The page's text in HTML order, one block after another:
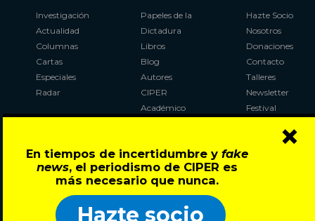
En tiempos de incertidumbre y fake
news, el periodismo de CIPER es
más necesario que nunca.
Hazte socio
×
Investigación
Actualidad
Columnas
Cartas
Especiales
Radar
Papeles de la
Dictadura
Libros
Blog
Autores
CIPER
Académico
Al Plebiscito
con CIPER
Hazte Socio
Nosotros
Donaciones
Contacto
Talleres
Newsletter
Festival